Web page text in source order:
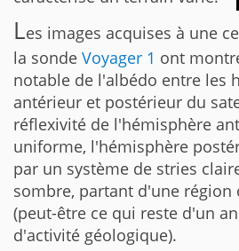
Les images acquises à une
la sonde Voyager 1 ont
notable de l'albédo entre les
antérieur et postérieur du
réflexivité de l'hémisphère
uniforme, l'hémisphère
par un système de stries
sombre, partant d'une
(peut-être ce qui reste d'un
d'activité géologique).